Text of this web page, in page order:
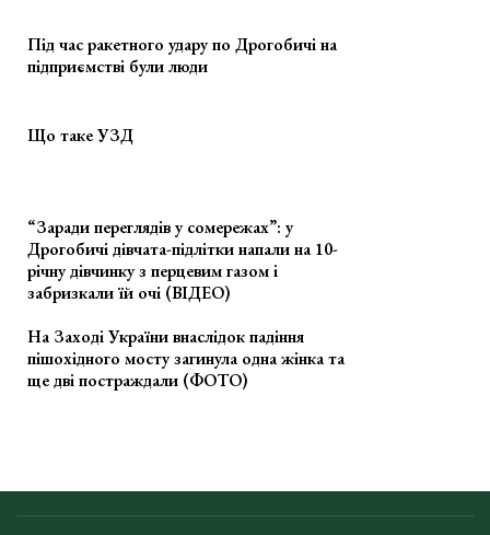
Під час ракетного удару по Дрогобичі на
підприємстві були люди
Що таке УЗД
“Заради переглядів у сомережах”: у
Дрогобичі дівчата-підлітки напали на 10-
річну дівчинку з перцевим газом і
забризкали їй очі (ВІДЕО)
На Заході України внаслідок падіння
пішохідного мосту загинула одна жінка та
ще дві постраждали (ФОТО)